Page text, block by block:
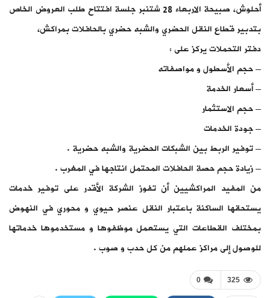
أحلوش، صبيحة الاربعاء 28 شتنبر جلسة افتتاح طلب العروض الخاص
بتدبير قطاع النقل الحضري والشبه حضري بالحافلات بمراكش،
دفتر التحملات يركز على :
– حجم الأسطول و مواصفاته
– أسعار الخدمة
– حجم الاستثمار
– جودة الخدمات
– توفير الربط بين الشبكات الحضرية والشبه حضرية .
– زيادة حجم حصة الحافلات المحتمل انتاجها في المغرب .
من المفيد المراكشيين أن تفوز الشركة الأقدر على توفير خدمات
يستحقها الساكنة باعتبار النقل عنصر حيوي و محوري في النهوض
بمختلف القطاعات التي يستعمل موظفوها و مستخدموها خدماتها
للوصول إلى مراكز عملهم من كل حدب و صوب .
0 325